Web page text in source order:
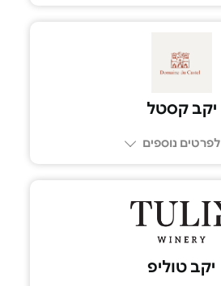
יקב קסטל
לפרטים נוספים
יקב טוליפ